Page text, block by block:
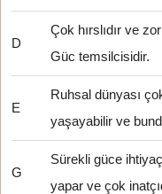
D
Çok hırslıdır ve
Güc temsilcisidir.
E
Ruhsal dünyası
yaşayabilir ve
G
Sürekli güce
yapar ve çok